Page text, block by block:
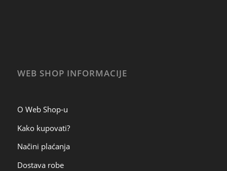
WEB SHOP INFORMACIJE
O Web Shop-u
Kako kupovati?
Načini plaćanja
Dostava robe